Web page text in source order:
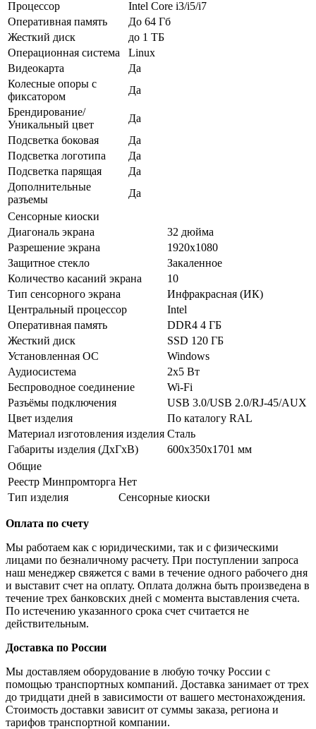
Процессор
Intel Core i3/i5/i7
Оперативная память
До 64 Гб
Жесткий диск
до 1 ТБ
Операционная система
Linux
Видеокарта
Да
Колесные опоры с
фиксатором
Да
Брендирование/
Уникальный цвет
Да
Подсветка боковая
Да
Подсветка логотипа
Да
Подсветка парящая
Да
Дополнительные
разъемы
Да
Сенсорные киоски
Диагональ экрана
32 дюйма
Разрешение экрана
1920x1080
Защитное стекло
Закаленное
Количество касаний экрана
10
Тип сенсорного экрана
Инфракрасная (ИК)
Центральный процессор
Intel
Оперативная память
DDR4 4 ГБ
Жесткий диск
SSD 120 ГБ
Установленная ОС
Windows
Аудиосистема
2х5 Вт
Беспроводное соединение
Wi-Fi
Разъёмы подключения
USB 3.0/USB 2.0/RJ-45/AUX
Цвет изделия
По каталогу RAL
Материал изготовления изделия Сталь
Габариты изделия (ДxГxВ)
600х350x1701 мм
Общие
Реестр Минпромторга Нет
Тип изделия
Сенсорные киоски
Оплата по счету
Мы работаем как с юридическими, так и с физическими
лицами по безналичному расчету. При поступлении запроса
наш менеджер свяжется с вами в течение одного рабочего дня
и выставит счет на оплату. Оплата должна быть произведена в
течение трех банковских дней с момента выставления счета.
По истечению указанного срока счет считается не
действительным.
Доставка по России
Мы доставляем оборудование в любую точку России с
помощью транспортных компаний. Доставка занимает от трех
до тридцати дней в зависимости от вашего местонахождения.
Стоимость доставки зависит от суммы заказа, региона и
тарифов транспортной компании.